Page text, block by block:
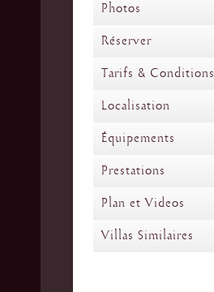
Photos
Réserver
Tarifs & Conditions
Localisation
Équipements
Prestations
Plan et Videos
Villas Similaires